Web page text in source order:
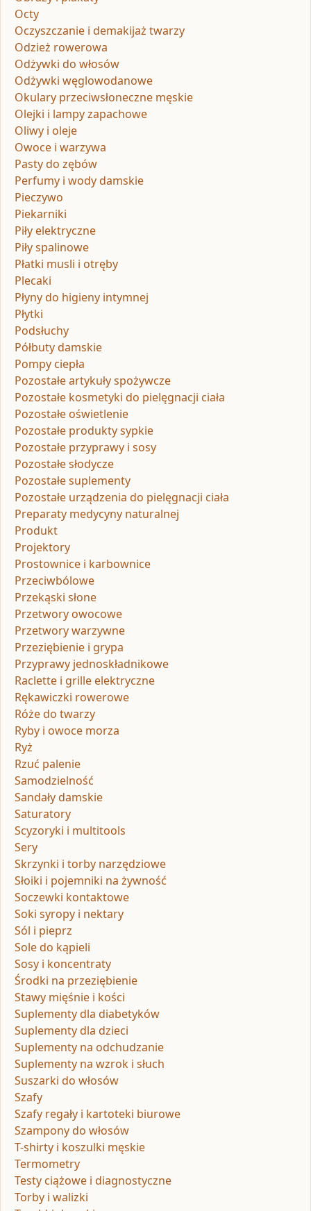
Octy
Oczyszczanie i demakijaż twarzy
Odzież rowerowa
Odżywki do włosów
Odżywki węglowodanowe
Okulary przeciwsłoneczne męskie
Olejki i lampy zapachowe
Oliwy i oleje
Owoce i warzywa
Pasty do zębów
Perfumy i wody damskie
Pieczywo
Piekarniki
Piły elektryczne
Piły spalinowe
Płatki musli i otręby
Plecaki
Płyny do higieny intymnej
Płytki
Podsłuchy
Półbuty damskie
Pompy ciepła
Pozostałe artykuły spożywcze
Pozostałe kosmetyki do pielęgnacji ciała
Pozostałe oświetlenie
Pozostałe produkty sypkie
Pozostałe przyprawy i sosy
Pozostałe słodycze
Pozostałe suplementy
Pozostałe urządzenia do pielęgnacji ciała
Preparaty medycyny naturalnej
Produkt
Projektory
Prostownice i karbownice
Przeciwbólowe
Przekąski słone
Przetwory owocowe
Przetwory warzywne
Przeziębienie i grypa
Przyprawy jednoskładnikowe
Raclette i grille elektryczne
Rękawiczki rowerowe
Róże do twarzy
Ryby i owoce morza
Ryż
Rzuć palenie
Samodzielność
Sandały damskie
Saturatory
Scyzoryki i multitools
Sery
Skrzynki i torby narzędziowe
Słoiki i pojemniki na żywność
Soczewki kontaktowe
Soki syropy i nektary
Sól i pieprz
Sole do kąpieli
Sosy i koncentraty
Środki na przeziębienie
Stawy mięśnie i kości
Suplementy dla diabetyków
Suplementy dla dzieci
Suplementy na odchudzanie
Suplementy na wzrok i słuch
Suszarki do włosów
Szafy
Szafy regały i kartoteki biurowe
Szampony do włosów
T-shirty i koszulki męskie
Termometry
Testy ciążowe i diagnostyczne
Torby i walizki